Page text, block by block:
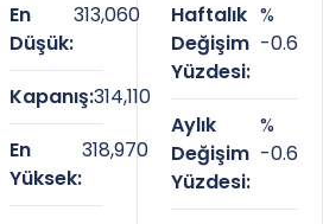
En
Düşük:
313,060
Kapanış:314,110
En
Yüksek:
318,970
Haftalık
Değişim
Yüzdesi:
%
-0.6
Aylık
Değişim
Yüzdesi:
%
-0.6